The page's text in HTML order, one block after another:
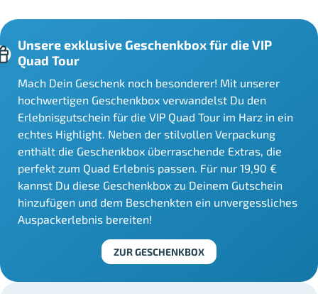
Unsere exklusive Geschenkbox für die VIP
Quad Tour
Mach Dein Geschenk noch besonderer! Mit unserer
hochwertigen Geschenkbox verwandelst Du den
Erlebnisgutschein für die VIP Quad Tour im Harz in ein
echtes Highlight. Neben der stilvollen Verpackung
enthält die Geschenkbox überraschende Extras, die
perfekt zum Quad Erlebnis passen. Für nur 19,90 €
kannst Du diese Geschenkbox zu Deinem Gutschein
hinzufügen und dem Beschenkten ein unvergessliches
Auspackerlebnis bereiten!
ZUR GESCHENKBOX